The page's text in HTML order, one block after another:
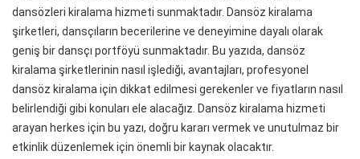
dansözleri kiralama hizmeti sunmaktadır. Dansöz kiralama
şirketleri, dansçıların becerilerine ve deneyimine dayalı olarak
geniş bir dansçı portföyü sunmaktadır. Bu yazıda, dansöz
kiralama şirketlerinin nasıl işlediği, avantajları, profesyonel
dansöz kiralama için dikkat edilmesi gerekenler ve fiyatların nasıl
belirlendiği gibi konuları ele alacağız. Dansöz kiralama hizmeti
arayan herkes için bu yazı, doğru kararı vermek ve unutulmaz bir
etkinlik düzenlemek için önemli bir kaynak olacaktır.